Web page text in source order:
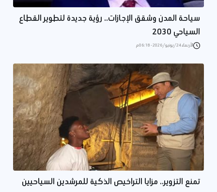
سياحة المدن وشقق الإجازات.. رؤية جديدة لتطوير القطاع
السياحي 2030
الأربعاء 24/يونيو/2026 - 06:18 م
تمنع التزوير.. مزايا التراخيص الذكية للمرشدين السياحيين